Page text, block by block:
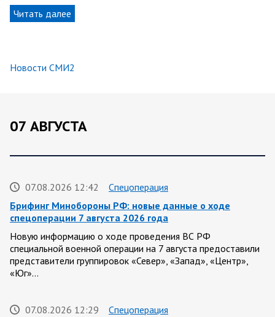
Читать далее
Новости СМИ2
07 АВГУСТА
07.08.2026 12:42
Спецоперация
Брифинг Минобороны РФ: новые данные о ходе
спецоперации 7 августа 2026 года
Новую информацию о ходе проведения ВС РФ
специальной военной операции на 7 августа предоставили
представители группировок «Север», «Запад», «Центр»,
«Юг»…
07.08.2026 12:29
Спецоперация